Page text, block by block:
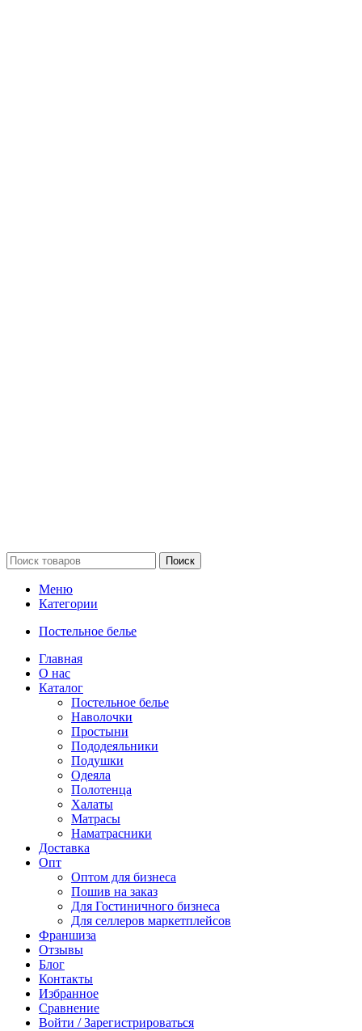
Поиск
Меню
Категории
Постельное белье
Главная
О нас
Каталог
Постельное белье
Наволочки
Простыни
Пододеяльники
Подушки
Одеяла
Полотенца
Халаты
Матрасы
Наматрасники
Доставка
Опт
Оптом для бизнеса
Пошив на заказ
Для Гостиничного бизнеса
Для селлеров маркетплейсов
Франшиза
Отзывы
Блог
Контакты
Избранное
Сравнение
Войти / Зарегистрироваться